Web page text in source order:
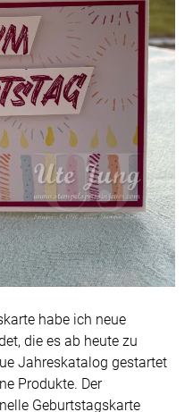
habe ich neue
die es ab heute zu
Jahreskatalog gestartet
Produkte. Der
Geburtstagskarte